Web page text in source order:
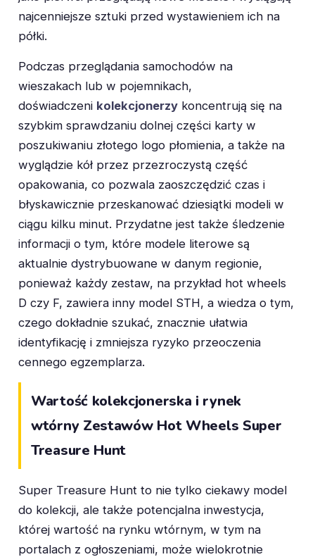
najcenniejsze sztuki przed wystawieniem ich na
półki.
Podczas przeglądania samochodów na
wieszakach lub w pojemnikach,
doświadczeni kolekcjonerzy koncentrują się na
szybkim sprawdzaniu dolnej części karty w
poszukiwaniu złotego logo płomienia, a także na
wyglądzie kół przez przezroczystą część
opakowania, co pozwala zaoszczędzić czas i
błyskawicznie przeskanować dziesiątki modeli w
ciągu kilku minut. Przydatne jest także śledzenie
informacji o tym, które modele literowe są
aktualnie dystrybuowane w danym regionie,
ponieważ każdy zestaw, na przykład hot wheels
D czy F, zawiera inny model STH, a wiedza o tym,
czego dokładnie szukać, znacznie ułatwia
identyfikację i zmniejsza ryzyko przeoczenia
cennego egzemplarza.
Wartość kolekcjonerska i rynek
wtórny Zestawów Hot Wheels Super
Treasure Hunt
Super Treasure Hunt to nie tylko ciekawy model
do kolekcji, ale także potencjalna inwestycja,
której wartość na rynku wtórnym, w tym na
portalach z ogłoszeniami, może wielokrotnie